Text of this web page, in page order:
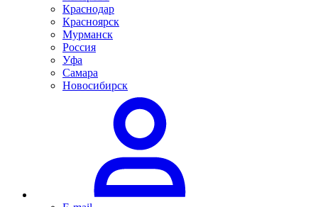
Краснодар
Красноярск
Мурманск
Россия
Уфа
Самара
Новосибирск